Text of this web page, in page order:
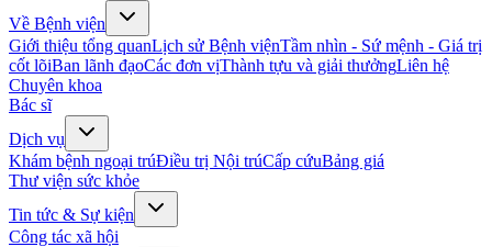
Về Bệnh viện
Giới thiệu tổng quanLịch sử Bệnh việnTầm nhìn - Sứ mệnh - Giá trị
cốt lõiBan lãnh đạoCác đơn vịThành tựu và giải thưởngLiên hệ
Chuyên khoa
Bác sĩ
Dịch vụ
Khám bệnh ngoại trúĐiều trị Nội trúCấp cứuBảng giá
Thư viện sức khỏe
Tin tức & Sự kiện
Công tác xã hội